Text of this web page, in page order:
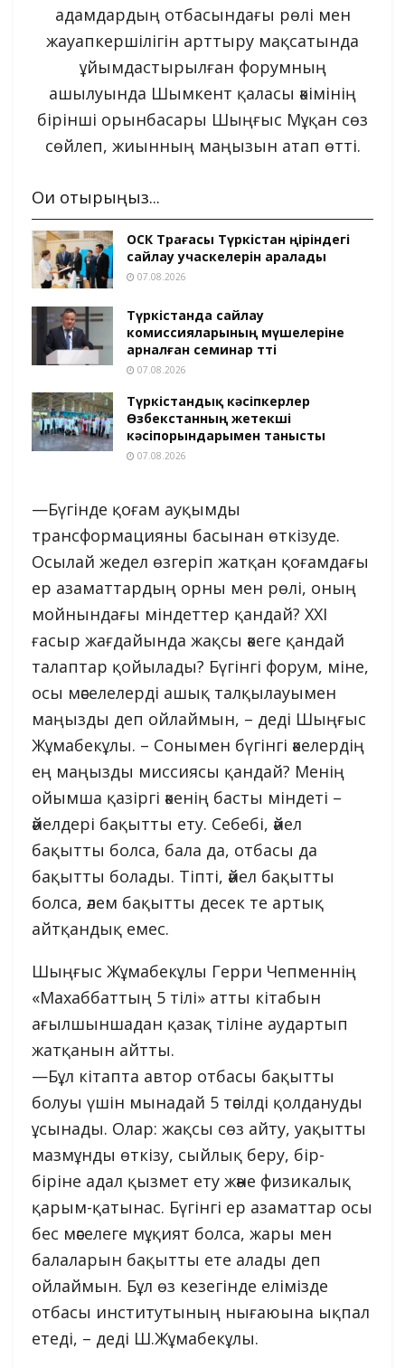
адамдардың отбасындағы рөлі мен
жауапкершілігін арттыру мақсатында
ұйымдастырылған форумның
ашылуында Шымкент қаласы әкімінің
бірінші орынбасары Шыңғыс Мұқан сөз
сөйлеп, жиынның маңызын атап өтті.
Оқи отырыңыз...
ОСК Төрағасы Түркістан өңіріндегі
сайлау учаскелерін аралады
07.08.2026
Түркістанда сайлау
комиссияларының мүшелеріне
арналған семинар өтті
07.08.2026
Түркістандық кәсіпкерлер
Өзбекстанның жетекші
кәсіпорындарымен танысты
07.08.2026
—Бүгінде қоғам ауқымды
трансформацияны басынан өткізуде.
Осылай жедел өзгеріп жатқан қоғамдағы
ер азаматтардың орны мен рөлі, оның
мойнындағы міндеттер қандай? ХХІ
ғасыр жағдайында жақсы әкеге қандай
талаптар қойылады? Бүгінгі форум, міне,
осы мәселелерді ашық талқылауымен
маңызды деп ойлаймын, – деді Шыңғыс
Жұмабекұлы. – Сонымен бүгінгі әкелердің
ең маңызды миссиясы қандай? Менің
ойымша қазіргі әкенің басты міндеті –
әйелдері бақытты ету. Себебі, әйел
бақытты болса, бала да, отбасы да
бақытты болады. Тіпті, әйел бақытты
болса, әлем бақытты десек те артық
айтқандық емес.
Шыңғыс Жұмабекұлы Герри Чепменнің
«Махаббаттың 5 тілі» атты кітабын
ағылшыншадан қазақ тіліне аудартып
жатқанын айтты.
—Бұл кітапта автор отбасы бақытты
болуы үшін мынадай 5 тәсілді қолдануды
ұсынады. Олар: жақсы сөз айту, уақытты
мазмұнды өткізу, сыйлық беру, бір-
біріне адал қызмет ету және физикалық
қарым-қатынас. Бүгінгі ер азаматтар осы
бес мәселеге мұқият болса, жары мен
балаларын бақытты ете алады деп
ойлаймын. Бұл өз кезегінде елімізде
отбасы институтының нығаюына ықпал
етеді, – деді Ш.Жұмабекұлы.